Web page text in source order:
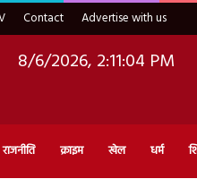
Contact Advertise with us
8/6/2026, 2:11:05 PM
राजनीति क्राइम खेल धर्म